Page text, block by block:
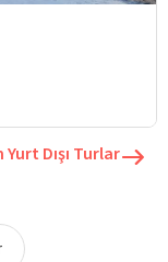
Yurt Dışı Turlar